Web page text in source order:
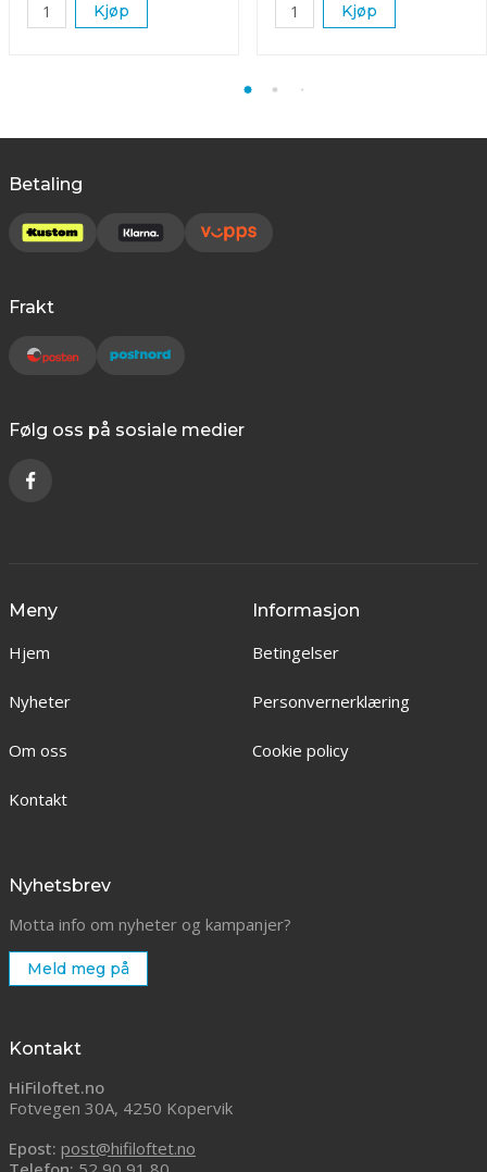
Kjøp Kjøp
Betaling
Frakt
Følg oss på sosiale medier
Meny
Hjem
Nyheter
Om oss
Kontakt
Informasjon
Betingelser
Personvernerklæring
Cookie policy
Nyhetsbrev
Motta info om nyheter og kampanjer?
Meld meg på
Kontakt
HiFiloftet.no
Fotvegen 30A, 4250 Kopervik
Epost: post@hifiloftet.no